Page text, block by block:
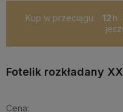
Kup w przeciągu: 12
Fotelik rozkładany
Cena: